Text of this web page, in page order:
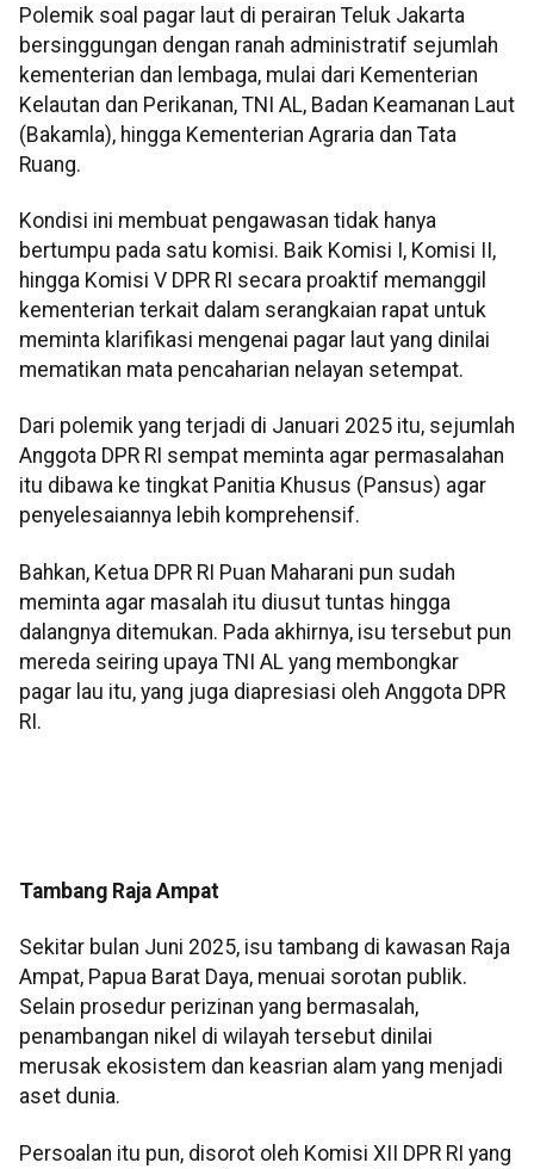
Polemik soal pagar laut di perairan Teluk Jakarta
bersinggungan dengan ranah administratif sejumlah
kementerian dan lembaga, mulai dari Kementerian
Kelautan dan Perikanan, TNI AL, Badan Keamanan Laut
(Bakamla), hingga Kementerian Agraria dan Tata
Ruang.
Kondisi ini membuat pengawasan tidak hanya
bertumpu pada satu komisi. Baik Komisi I, Komisi II,
hingga Komisi V DPR RI secara proaktif memanggil
kementerian terkait dalam serangkaian rapat untuk
meminta klarifikasi mengenai pagar laut yang dinilai
mematikan mata pencaharian nelayan setempat.
Dari polemik yang terjadi di Januari 2025 itu, sejumlah
Anggota DPR RI sempat meminta agar permasalahan
itu dibawa ke tingkat Panitia Khusus (Pansus) agar
penyelesaiannya lebih komprehensif.
Bahkan, Ketua DPR RI Puan Maharani pun sudah
meminta agar masalah itu diusut tuntas hingga
dalangnya ditemukan. Pada akhirnya, isu tersebut pun
mereda seiring upaya TNI AL yang membongkar
pagar lau itu, yang juga diapresiasi oleh Anggota DPR
RI.
Tambang Raja Ampat
Sekitar bulan Juni 2025, isu tambang di kawasan Raja
Ampat, Papua Barat Daya, menuai sorotan publik.
Selain prosedur perizinan yang bermasalah,
penambangan nikel di wilayah tersebut dinilai
merusak ekosistem dan keasrian alam yang menjadi
aset dunia.
Persoalan itu pun, disorot oleh Komisi XII DPR RI yang